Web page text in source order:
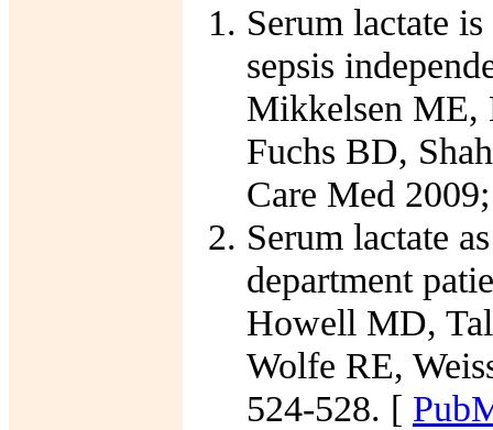
Serum lactate
sepsis
Mikkelsen ME,
Fuchs BD,
Care Med
Serum lactate
department
Howell MD,
Wolfe RE,
524-528. [